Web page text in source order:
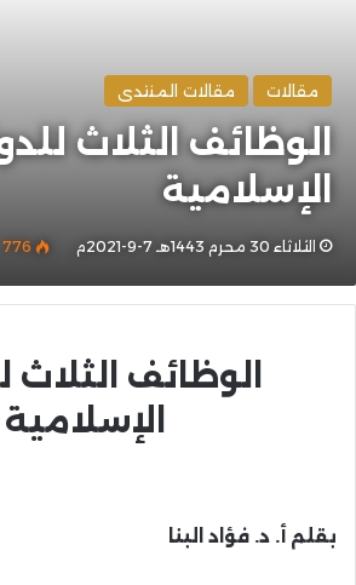
مقالات مقالات المنتدى
الوظائف الثلاث
الإسلامية
الثلاثاء 30 محرم 1443هـ 7-9-2021م 776
الوظائف الثلاث
الإسلامية
بقلم أ. د. فؤاد البنا